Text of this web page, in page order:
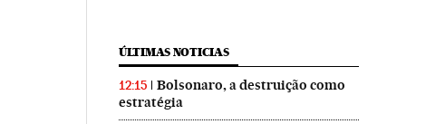
ÚLTIMAS NOTICIAS
12:15
Bolsonaro, a destruição como
estratégia